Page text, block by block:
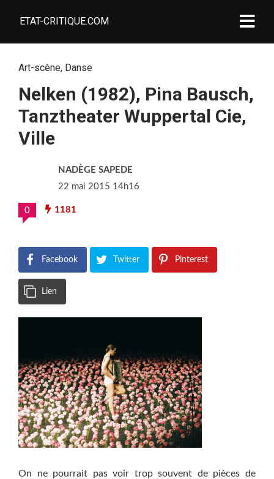
ETAT-CRITIQUE.COM
Art-scène, Danse
Nelken (1982), Pina Bausch,
Tanztheater Wuppertal Cie,
Ville
NADÈGE SAPEDE
22 mai 2015 14h16
0 1181
Facebook Twitter Pinterest
Lien
On ne pourrait pas voir trop souvent de pièces de